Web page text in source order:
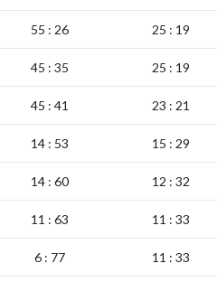
55 : 26 25 : 19
45 : 35 25 : 19
45 : 41 23 : 21
14 : 53 15 : 29
14 : 60 12 : 32
11 : 63 11 : 33
6 : 77 11 : 33